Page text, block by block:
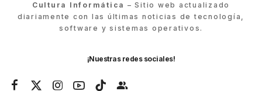
Cultura Informática – Sitio web actualizado
diariamente con las últimas noticias de tecnología,
software y sistemas operativos.
¡Nuestras redes sociales!